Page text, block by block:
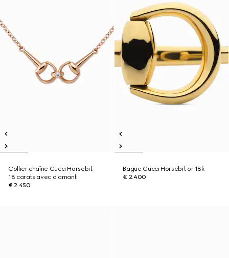
Collier chaîne Gucci Horsebit
18 carats avec diamant
€ 2.450
Bague Gucci Horsebit or 18k
€ 2.400